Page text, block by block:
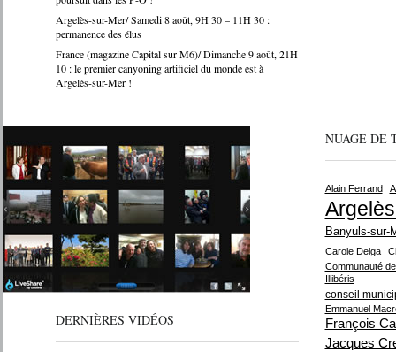
Argelès-sur-Mer/ Samedi 8 août, 9H 30 – 11H 30 :
permanence des élus
France (magazine Capital sur M6)/ Dimanche 9 août, 21H
10 : le premier canyoning artificiel du monde est à
Argelès-sur-Mer !
NUAGE DE
Alain Ferrand
Banyuls-sur-
Carole Delga
Communauté
Illibéris
conseil
Emmanuel
François
Jacques
DERNIÈRES VIDÉOS